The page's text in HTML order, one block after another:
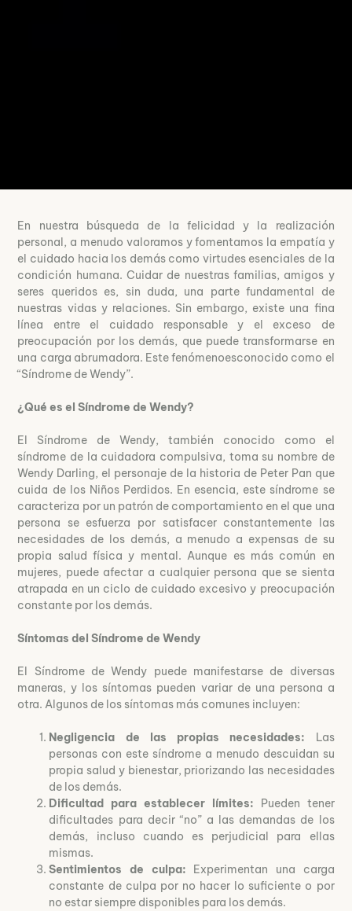
En nuestra búsqueda de la felicidad y la realización
personal, a menudo valoramos y fomentamos la empatía y
el cuidado hacia los demás como virtudes esenciales de la
condición humana. Cuidar de nuestras familias, amigos y
seres queridos es, sin duda, una parte fundamental de
nuestras vidas y relaciones. Sin embargo, existe una fina
línea entre el cuidado responsable y el exceso de
preocupación por los demás, que puede transformarse en
una carga abrumadora. Este fenómenoesconocido como el
“Síndrome de Wendy”.
¿Qué es el Síndrome de Wendy?
El Síndrome de Wendy, también conocido como el
síndrome de la cuidadora compulsiva, toma su nombre de
Wendy Darling, el personaje de la historia de Peter Pan que
cuida de los Niños Perdidos. En esencia, este síndrome se
caracteriza por un patrón de comportamiento en el que una
persona se esfuerza por satisfacer constantemente las
necesidades de los demás, a menudo a expensas de su
propia salud física y mental. Aunque es más común en
mujeres, puede afectar a cualquier persona que se sienta
atrapada en un ciclo de cuidado excesivo y preocupación
constante por los demás.
Síntomas del Síndrome de Wendy
El Síndrome de Wendy puede manifestarse de diversas
maneras, y los síntomas pueden variar de una persona a
otra. Algunos de los síntomas más comunes incluyen:
Negligencia de las propias necesidades: Las
personas con este síndrome a menudo descuidan su
propia salud y bienestar, priorizando las necesidades
de los demás.
Dificultad para establecer límites: Pueden tener
dificultades para decir “no” a las demandas de los
demás, incluso cuando es perjudicial para ellas
mismas.
Sentimientos de culpa: Experimentan una carga
constante de culpa por no hacer lo suficiente o por
no estar siempre disponibles para los demás.